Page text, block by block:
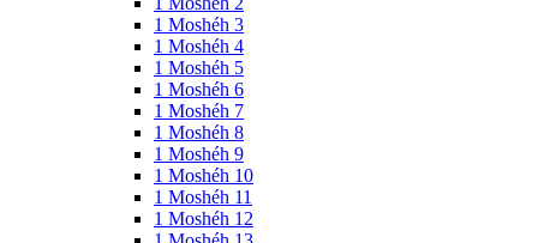
1 Moshéh 3
1 Moshéh 4
1 Moshéh 5
1 Moshéh 6
1 Moshéh 7
1 Moshéh 8
1 Moshéh 9
1 Moshéh 10
1 Moshéh 11
1 Moshéh 12